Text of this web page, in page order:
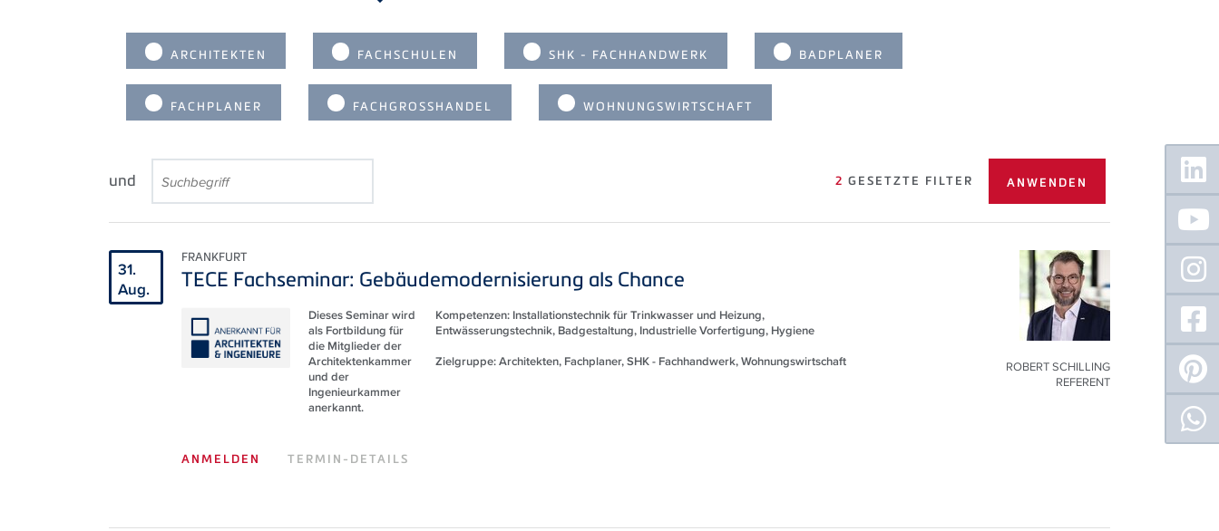
ARCHITEKTEN FACHSCHULEN SHK - FACHHANDWERK BADPLANER
FACHPLANER FACHGROSSHANDEL WOHNUNGSWIRTSCHAFT
und 2 GESETZTE FILTER
31.
Aug.
FRANKFURT
TECE Fachseminar: Gebäudemodernisierung als Chance
Dieses Seminar wird
als Fortbildung für
die Mitglieder der
Architektenkammer
und der
Ingenieurkammer
anerkannt.
Kompetenzen: Installationstechnik für Trinkwasser und Heizung,
Entwässerungstechnik, Badgestaltung, Industrielle Vorfertigung, Hygiene
Zielgruppe: Architekten, Fachplaner, SHK - Fachhandwerk, Wohnungswirtschaft
ANMELDEN TERMIN-DETAILS
ROBERT SCHILLING
REFERENT
Floating